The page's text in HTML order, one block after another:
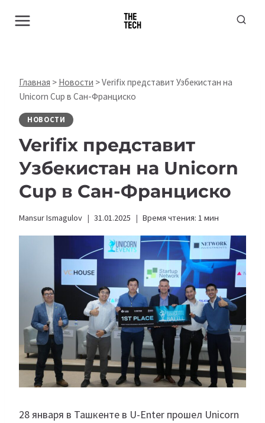
Главная > Новости >Verifix представит Узбекистан на
Unicorn Cup в Сан-Франциско
НОВОСТИ
Verifix представит
Узбекистан на Unicorn
Cup в Сан-Франциско
Mansur Ismagulov 31.01.2025 Время чтения: 1 мин
28 января в Ташкенте в U-Enter прошел Unicorn